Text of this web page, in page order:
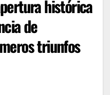
histórica
de
triunfos